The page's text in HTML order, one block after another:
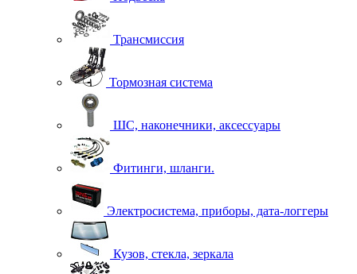
Трансмиссия
Тормозная система
ШС, наконечники, аксессуары
Фитинги, шланги.
Электросистема, приборы, дата-логгеры
Кузов, стекла, зеркала